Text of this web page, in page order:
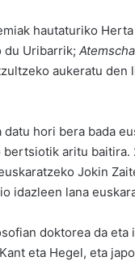
hautaturiko
du Uribarrik;
aukeratu den
hori bera bada
aritu baitira.
Jokin
idazleen lana
doktorea da eta
eta Hegel, eta